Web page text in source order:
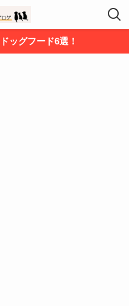
ッグフード6選！